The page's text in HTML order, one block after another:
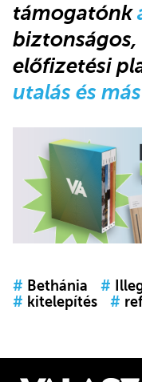
támogatónk
előfizetési
utalás és
# Bethánia #
# kitelepítés #